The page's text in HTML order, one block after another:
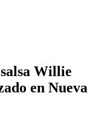
Willie
en Nueva